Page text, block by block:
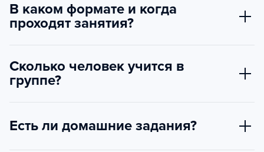
В каком формате и когда
проходят занятия?
Сколько человек учится в
группе?
Есть ли домашние задания?